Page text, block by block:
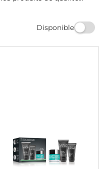
purifier et rafraîchir la
nettoyants visage pour
Disponible